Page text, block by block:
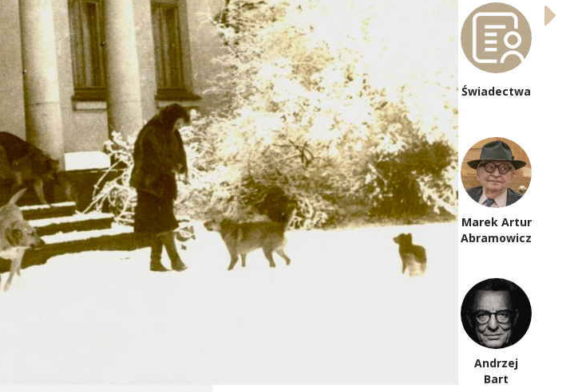
poczta
redakcyjna
Świadectwa
Anna Arno
Marek Artur
Abramowicz
Andrzej
Bart